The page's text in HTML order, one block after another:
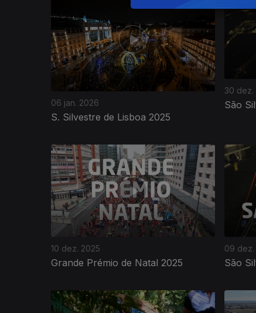
06 jan. 2026
S. Silvestre de Lisboa 2025
30 dez.
São
10 dez. 2025
Grande Prémio de Natal 2025
09 dez.
São